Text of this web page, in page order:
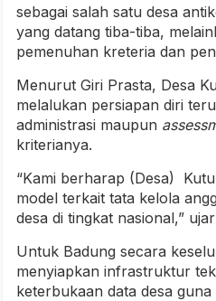
sebagai salah satu desa
yang datang tiba-tiba,
pemenuhan kreteria dan
Menurut Giri Prasta, Desa
melalukan persiapan diri
administrasi maupun
kriterianya.
“Kami berharap (Desa)
model terkait tata kelola
desa di tingkat nasional,”
Untuk Badung secara
menyiapkan infrastruktur
keterbukaan data desa